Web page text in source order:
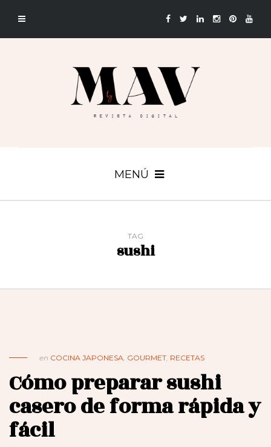
MENÚ
TAG
sushi
en COCINA JAPONESA, GOURMET, RECETAS
Cómo preparar sushi
casero de forma rápida y
fácil